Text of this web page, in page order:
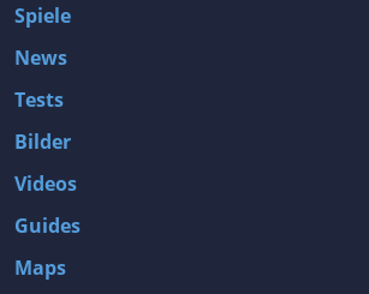
Spiele
News
Tests
Bilder
Videos
Guides
Maps